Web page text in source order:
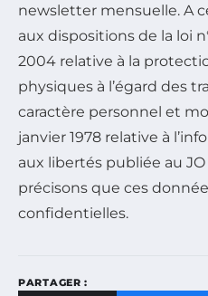
newsletter mensuelle. A
aux dispositions de la loi
2004 relative à la
physiques à l’égard des
caractère personnel et
janvier 1978 relative à
aux libertés publiée au
précisons que ces
confidentielles.
PARTAGER :